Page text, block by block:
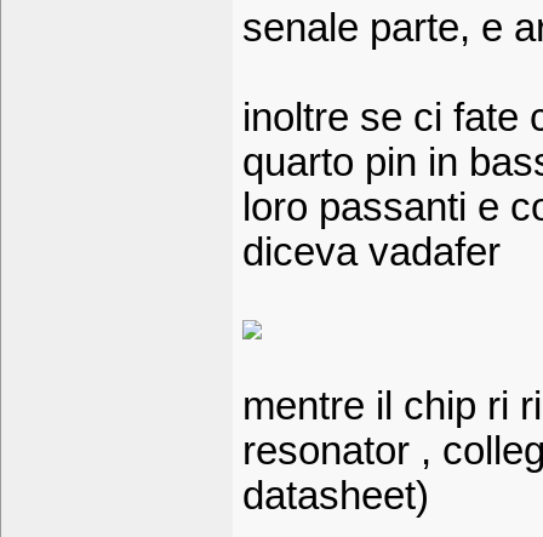
senale parte, e
inoltre se ci fate
quarto pin in
loro passanti e
diceva vadafer
mentre il chip ri
resonator ,
datasheet)